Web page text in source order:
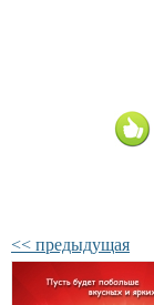
<< предыдущая